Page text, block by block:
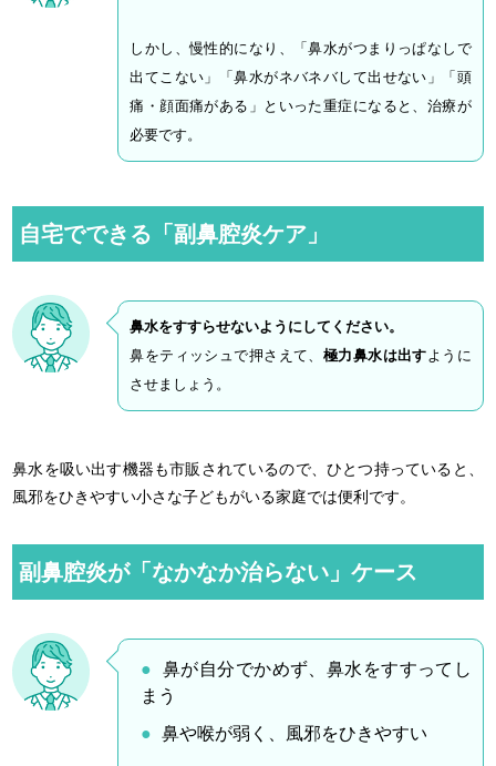
しかし、慢性的になり、「鼻水がつまりっぱなしで
出てこない」「鼻水がネバネバして出せない」「頭
痛・顔面痛がある」といった重症になると、治療が
必要です。
自宅でできる「副鼻腔炎ケア」
鼻水をすすらせないようにしてください。
鼻をティッシュで押さえて、 極力鼻水は出す ように
させましょう。
鼻水を吸い出す機器も市販されているので、ひとつ持っていると、
風邪をひきやすい小さな子どもがいる家庭では便利です。
副鼻腔炎が「なかなか治らない」ケース
鼻が自分でかめず、鼻水をすすってし
まう
鼻や喉が弱く、風邪をひきやすい